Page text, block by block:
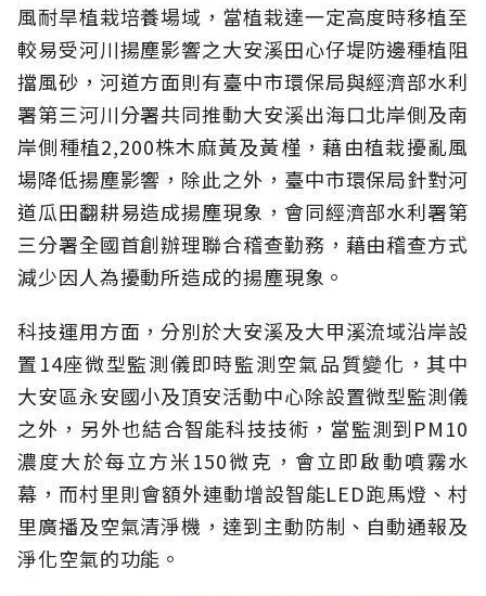
風耐旱植栽培養場域，當植栽達一定高度時移植至
較易受河川揚塵影響之大安溪田心仔堤防邊種植阻
擋風砂，河道方面則有臺中市環保局與經濟部水利
署第三河川分署共同推動大安溪出海口北岸側及南
岸側種植2,200株木麻黃及黃槿，藉由植栽擾亂風
場降低揚塵影響，除此之外，臺中市環保局針對河
道瓜田翻耕易造成揚塵現象，會同經濟部水利署第
三分署全國首創辦理聯合稽查勤務，藉由稽查方式
減少因人為擾動所造成的揚塵現象。
科技運用方面，分別於大安溪及大甲溪流域沿岸設
置14座微型監測儀即時監測空氣品質變化，其中
大安區永安國小及頂安活動中心除設置微型監測儀
之外，另外也結合智能科技技術，當監測到PM10
濃度大於每立方米150微克，會立即啟動噴霧水
幕，而村里則會額外連動增設智能LED跑馬燈、村
里廣播及空氣清淨機，達到主動防制、自動通報及
淨化空氣的功能。